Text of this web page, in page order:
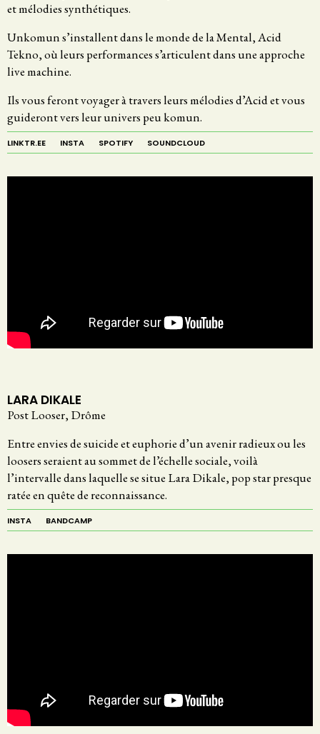
et mélodies synthétiques.
Unkomun s’installent dans le monde de la Mental, Acid
Tekno, où leurs performances s’articulent dans une approche
live machine.
Ils vous feront voyager à travers leurs mélodies d’Acid et vous
guideront vers leur univers peu komun.
LINKTR.EE INSTA SPOTIFY SOUNDCLOUD
LARA DIKALE
Post Looser, Drôme
Entre envies de suicide et euphorie d’un avenir radieux ou les
loosers seraient au sommet de l’échelle sociale, voilà
l’intervalle dans laquelle se situe Lara Dikale, pop star presque
ratée en quête de reconnaissance.
INSTA BANDCAMP